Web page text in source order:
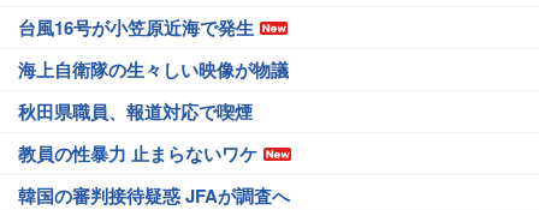
台風16号が小笠原近海で発生
海上自衛隊の生々しい映像が物議
秋田県職員、報道対応で喫煙
教員の性暴力 止まらないワケ
韓国の審判接待疑惑 JFAが調査へ